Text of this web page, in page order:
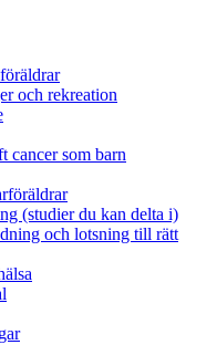
och rekreation
cancer som barn
(studier du kan delta i)
och lotsning till rätt